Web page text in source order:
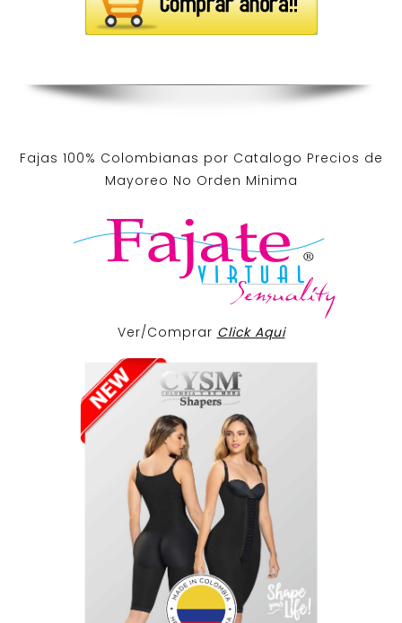
Fajas 100% Colombianas por Catalogo Precios de
Mayoreo No Orden Minima
Ver/Comprar Click Aqui